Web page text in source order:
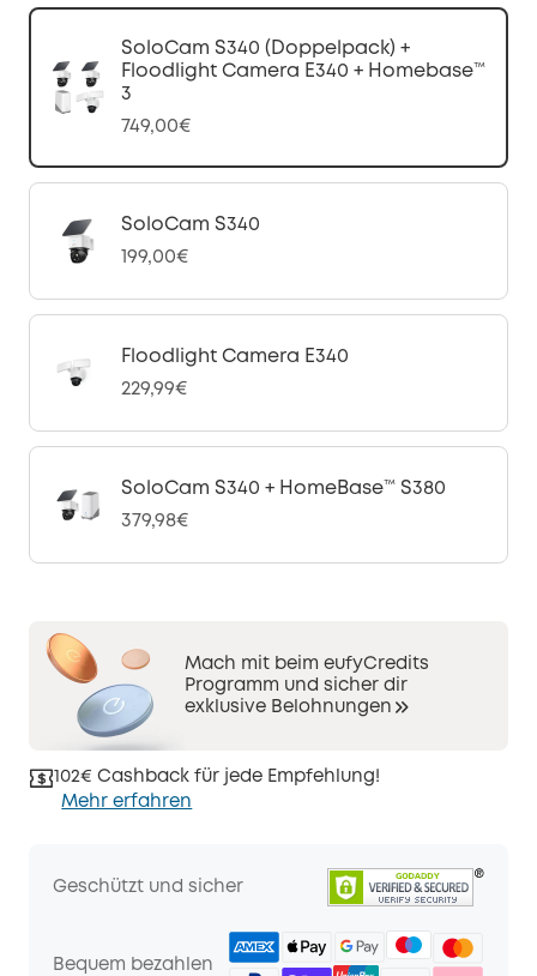
SoloCam S340 (Doppelpack) +
Floodlight Camera E340 + Homebase™
3
749,00€
SoloCam S340
199,00€
Floodlight Camera E340
229,99€
SoloCam S340 + HomeBase™ S380
379,98€
Mach mit beim eufyCredits
Programm und sicher dir
exklusive Belohnungen
102€ Cashback für jede Empfehlung!
Mehr erfahren
Geschützt und sicher
Bequem bezahlen